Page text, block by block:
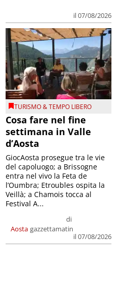
il 07/08/2026
TURISMO & TEMPO LIBERO
Cosa fare nel fine
settimana in Valle
d’Aosta
Aosta
di
gazzettamatin
il 07/08/2026
GiocAosta prosegue tra le vie
del capoluogo; a Brissogne
entra nel vivo la Feta de
l’Oumbra; Etroubles ospita la
Veillà; a Chamois tocca al
Festival A...